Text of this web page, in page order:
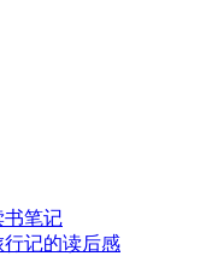
书笔记
行记的读后感